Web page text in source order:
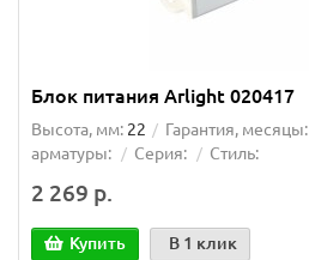
Блок питания Arlight 020417
Высота, мм: 22 Гарантия, месяцы:
арматуры:
Серия: Стиль:
2 269 р.
Купить В 1 клик